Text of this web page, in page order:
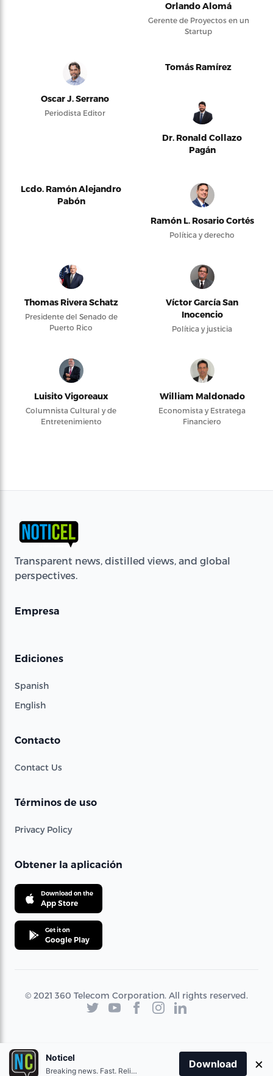
Orlando Alomá
Gerente de Proyectos en un
Startup
Oscar J. Serrano
Periodista Editor
Tomás Ramírez
Dr. Ronald Collazo
Pagán
Lcdo. Ramón Alejandro
Pabón
Ramón L. Rosario Cortés
Política y derecho
Thomas Rivera Schatz
Presidente del Senado de
Puerto Rico
Víctor García San
Inocencio
Política y justicia
Luisito Vigoreaux
Columnista Cultural y de
Entretenimiento
William Maldonado
Economista y Estratega
Financiero
Transparent news, distilled views, and global
perspectives.
Empresa
Ediciones
Spanish
English
Contacto
Contact Us
Términos de uso
Privacy Policy
Obtener la aplicación
Download on the
App Store
Get it on
Google Play
© 2021 360 Telecom Corporation. All rights reserved.
Noticel
Breaking news. Fast. Reliable.
Download ×